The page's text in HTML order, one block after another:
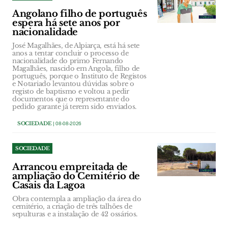
Angolano filho de português
espera há sete anos por
nacionalidade
José Magalhães, de Alpiarça, está há sete
anos a tentar concluir o processo de
nacionalidade do primo Fernando
Magalhães, nascido em Angola, filho de
português, porque o Instituto de Registos
e Notariado levantou dúvidas sobre o
registo de baptismo e voltou a pedir
documentos que o representante do
pedido garante já terem sido enviados.
SOCIEDADE| 08-08-2026
SOCIEDADE
Arrancou empreitada de
ampliação do Cemitério de
Casais da Lagoa
Obra contempla a ampliação da área do
cemitério, a criação de três talhões de
sepulturas e a instalação de 42 ossários.